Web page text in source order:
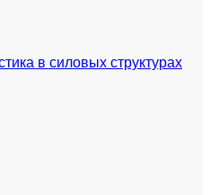
в силовых структурах